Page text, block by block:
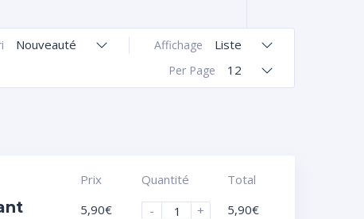
Affichage Liste
Nouveauté
Per Page 12
Prix
5,90€
Quantité
-
+
Total
5,90€